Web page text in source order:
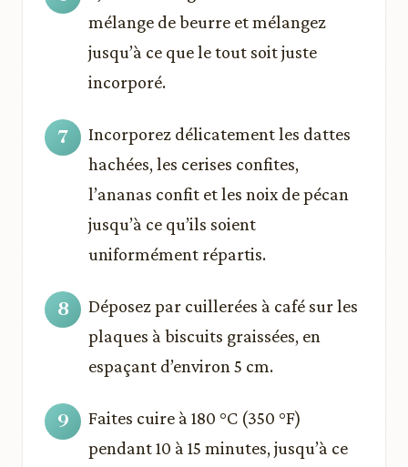
mélange de beurre et mélangez
jusqu’à ce que le tout soit juste
incorporé.
Incorporez délicatement les dattes
hachées, les cerises confites,
l’ananas confit et les noix de pécan
jusqu’à ce qu’ils soient
uniformément répartis.
Déposez par cuillerées à café sur les
plaques à biscuits graissées, en
espaçant d’environ 5 cm.
Faites cuire à 180 °C (350 °F)
pendant 10 à 15 minutes, jusqu’à ce